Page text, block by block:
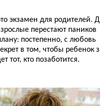
экзамен для родителей. Д
перестают паников
постепенно, с любовь
в том, чтобы ребенок з
тот, кто позаботится.